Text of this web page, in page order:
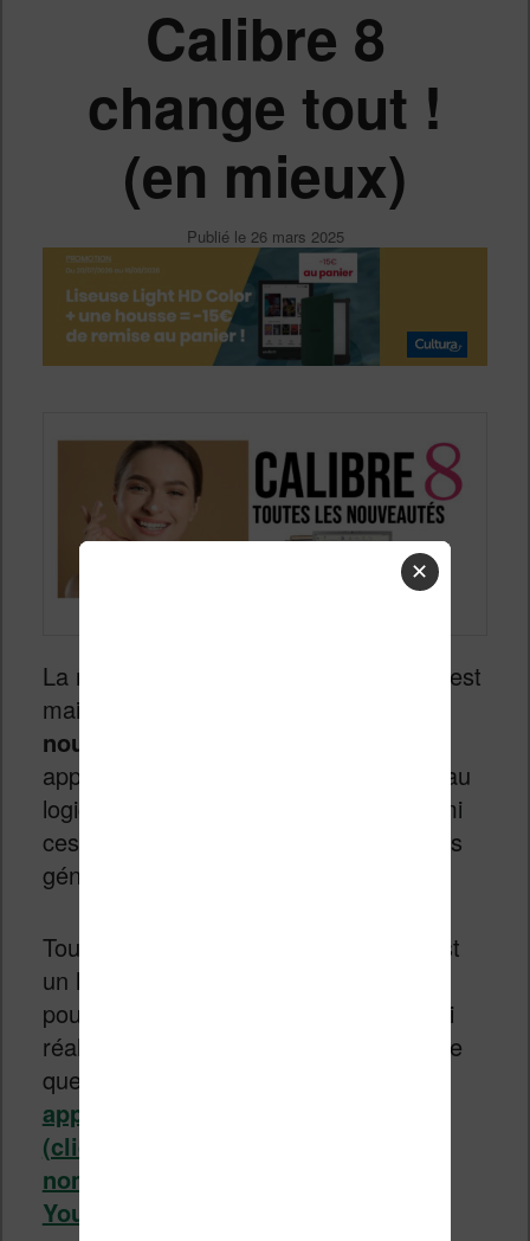
Calibre 8
change tout !
(en mieux)
Publié le 26 mars 2025
La nouvelle version du logiciel
est
maintenant disponible. Il s’agit d’
nouvelle mise à jour majeure
apporte des changements importants au
logiciel de gestion de vos ebooks. Parmi
ces changements, j’ai noté deux choses
géniales !
Tout d’abord, je rappelle que Calibre est
un logiciel totalement gratuit que vous
pouvez utiliser sur votre ordinateur. J’ai
réalisé un guide de prise en main rapide
que
apprendre les bases de ce logiciel
(cliquez ici)
nombreuses vidéos sur la chaîne
Youtube
✕